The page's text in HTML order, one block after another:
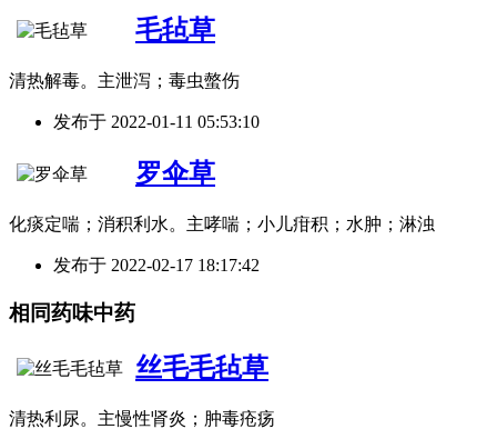
毛毡草
清热解毒。主泄泻；毒虫螫伤
发布于 2022-01-11 05:53:10
罗伞草
化痰定喘；消积利水。主哮喘；小儿疳积；水肿；淋浊
发布于 2022-02-17 18:17:42
相同药味中药
丝毛毛毡草
清热利尿。主慢性肾炎；肿毒疮疡